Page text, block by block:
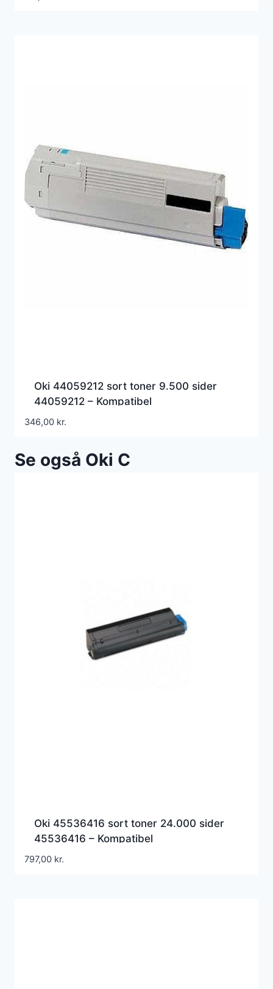
Oki 44059212 sort toner 9.500 sider
44059212 – Kompatibel
346,00 kr.
Se også Oki C
Oki 45536416 sort toner 24.000 sider
45536416 – Kompatibel
797,00 kr.